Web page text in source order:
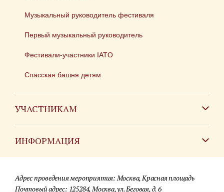
Музыкальный руководитель фестиваля
Первый музыкальный руководитель
Фестивали-участники IATO
Спасская башня детям
УЧАСТНИКАМ
ИНФОРМАЦИЯ
Для СМИ
Адрес проведения мероприятия: Москва, Красная площадь
Почтовый адрес: 125284, Москва, ул. Беговая, д. 6